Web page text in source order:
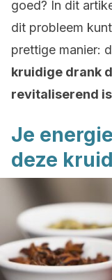
goed? In dit
dit probleem
prettige manier:
kruidige drank
revitaliserend
Je
deze